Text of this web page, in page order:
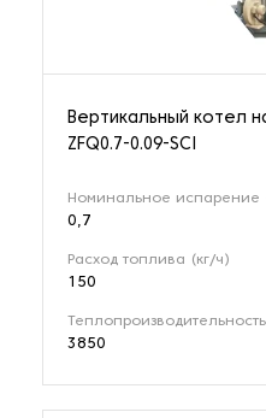
Вертикальный котел
ZFQ0.7-0.09-SCI
Номинальное испарение
0,7
Расход топлива (кг/ч)
150
3850